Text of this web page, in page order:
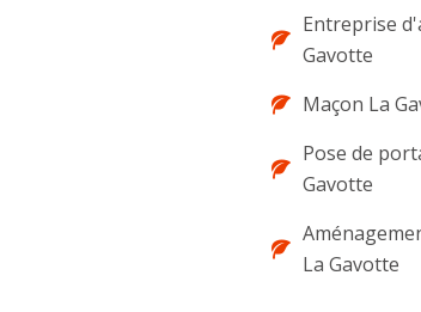
Entreprise
Gavotte
Maçon La
Pose de
Gavotte
La Gavotte